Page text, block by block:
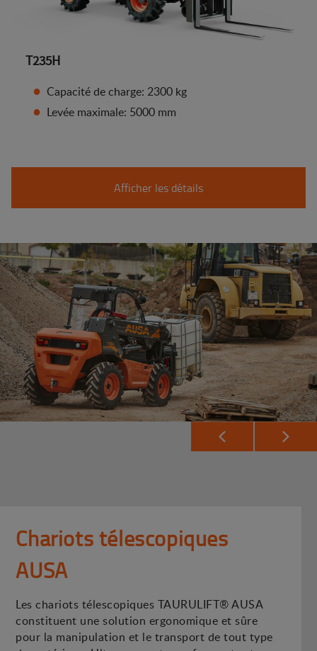
T235H
Capacité de charge: 2300 kg
Levée maximale: 5000 mm
Afficher les détails
Chariots télescopiques
AUSA
Les chariots télescopiques TAURULIFT® AUSA
constituent une solution ergonomique et sûre
pour la manipulation et le transport de tout type